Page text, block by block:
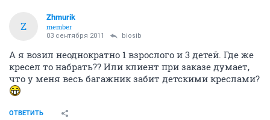
Z
Zhmurik
member
03 сентября 2011 biosib
А я возил неоднократно 1 взрослого и 3 детей. Где же
кресел то набрать?? Или клиент при заказе думает,
что у меня весь багажник забит детскими креслами?
ОТВЕТИТЬ